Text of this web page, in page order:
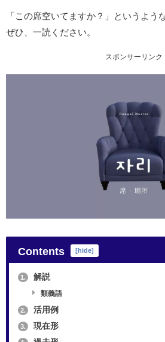
「この席空いてますか？」というよう
ぜひ、一読ください。
スポンサーリンク
Contents [hide]
1. 解説
類義語
2. 活用例
3. 現在形